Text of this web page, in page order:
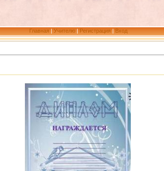
Главная | Учителю| Регистрация | Вход